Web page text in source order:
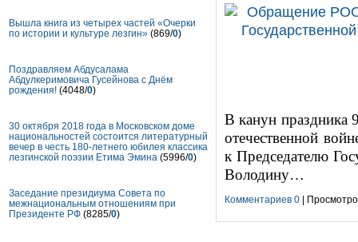
В канун
отечественной
к Председателю
Володину…
Комментариев 0 |
Вышла книга из четырех частей «Очерки
по истории и культуре лезгин» (869/0)
Поздравляем Абдусалама
Абдулкеримовича Гусейнова с Днём
рождения! (4048/0)
30 октября 2018 года в Московском доме
национальностей состоится литературный
вечер в честь 180-летнего юбилея классика
лезгинской поэзии Етима Эмина (5996/0)
Заседание президиума Совета по
межнациональным отношениям при
Президенте РФ (8285/0)